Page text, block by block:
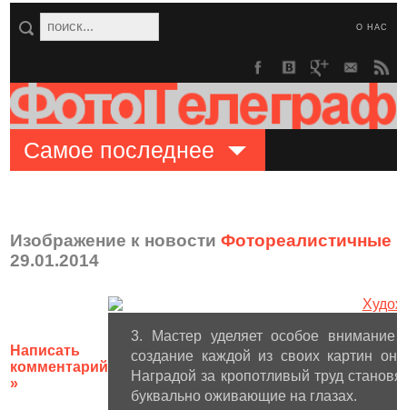
О НАС
Самое последнее
Изображение к новостиФотореалистичные
29.01.2014
Написать
комментарий
»
3. Мастер уделяет особое внимание
создание каждой из своих картин
Наградой за кропотливый труд
буквально оживающие на глазах.